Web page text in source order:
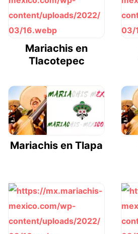
Mariachis en
Tlacotepec
Mariachis en Tlapa